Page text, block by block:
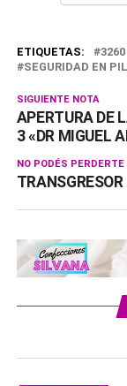
ETIQUETAS: 3260
SEGURIDAD EN
SIGUIENTE NOTA
APERTURA DE
3 «DR MIGUEL
NO PODÉS PERDERTE